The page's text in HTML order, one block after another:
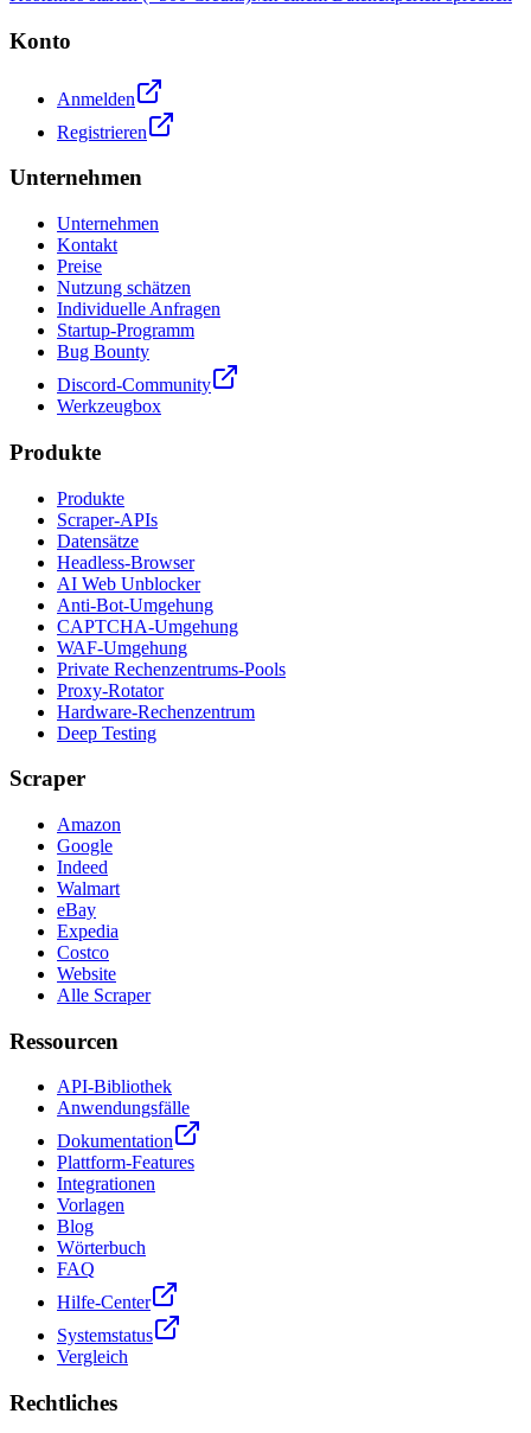
Konto
Anmelden
Registrieren
Unternehmen
Unternehmen
Kontakt
Preise
Nutzung schätzen
Individuelle Anfragen
Startup-Programm
Bug Bounty
Discord-Community
Werkzeugbox
Produkte
Produkte
Scraper-APIs
Datensätze
Headless-Browser
AI Web Unblocker
Anti-Bot-Umgehung
CAPTCHA-Umgehung
WAF-Umgehung
Private Rechenzentrums-Pools
Proxy-Rotator
Hardware-Rechenzentrum
Deep Testing
Scraper
Amazon
Google
Indeed
Walmart
eBay
Expedia
Costco
Website
Alle Scraper
Ressourcen
API-Bibliothek
Anwendungsfälle
Dokumentation
Plattform-Features
Integrationen
Vorlagen
Blog
Wörterbuch
FAQ
Hilfe-Center
Systemstatus
Vergleich
Rechtliches